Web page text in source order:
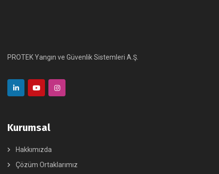
PROTEK Yangın ve Güvenlik Sistemleri A.Ş.
Kurumsal
Hakkımızda
Çözüm Ortaklarımız